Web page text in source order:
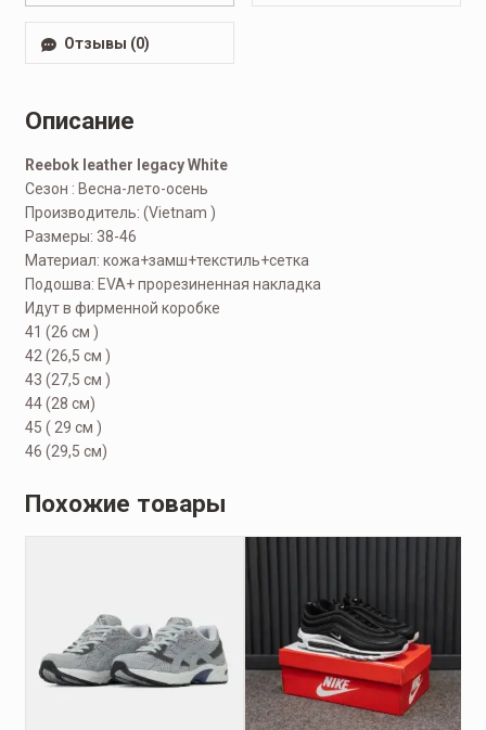
Отзывы (0)
Описание
Reebok leather legacy White
Сезон : Весна-лето-осень
Производитель: (Vietnam )
Размеры: 38-46
Материал: кожа+замш+текстиль+сетка
Подошва: EVA+ прорезиненная накладка
Идут в фирменной коробке
41 (26 см )
42 (26,5 см )
43 (27,5 см )
44 (28 см)
45 ( 29 см )
46 (29,5 см)
Похожие товары